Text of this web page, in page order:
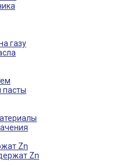
газу
пасты
Zn
Zn